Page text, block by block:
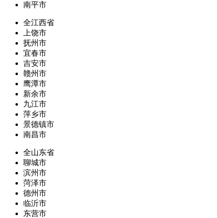
南平市
全江西省
上饶市
抚州市
宜春市
吉安市
赣州市
鹰潭市
新余市
九江市
萍乡市
景德镇市
南昌市
全山东省
聊城市
滨州市
菏泽市
德州市
临沂市
东营市